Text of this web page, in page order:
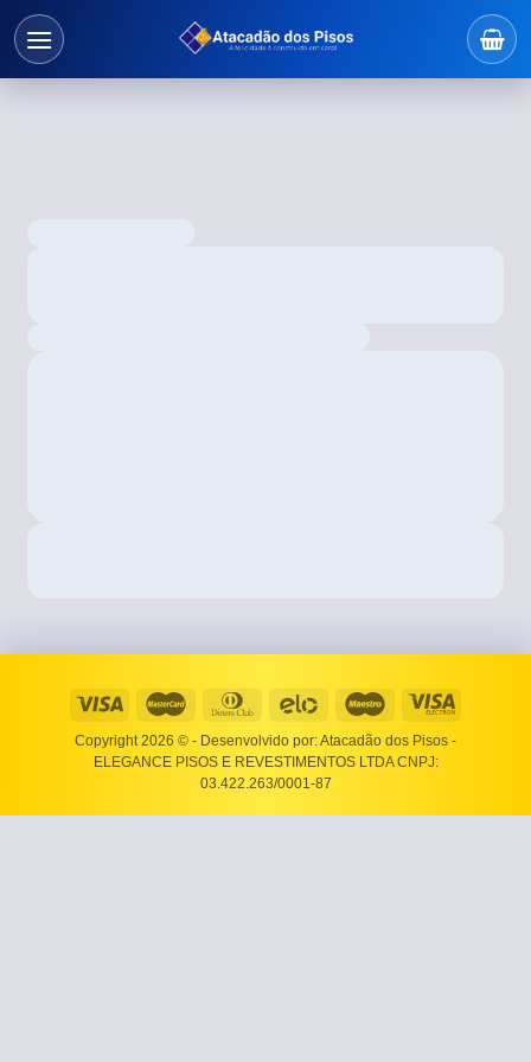
Copyright 2026 © - Desenvolvido por: Atacadão dos Pisos -
ELEGANCE PISOS E REVESTIMENTOS LTDA CNPJ:
03.422.263/0001-87